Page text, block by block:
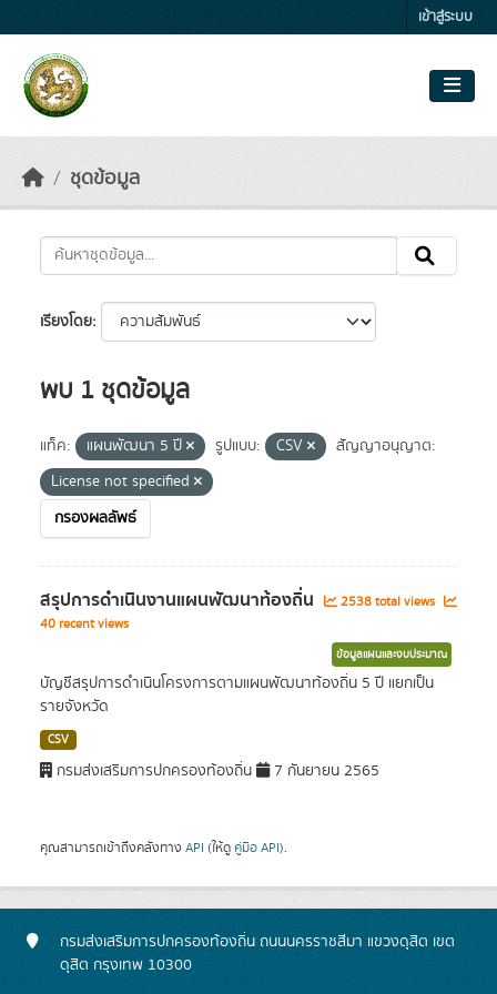
เข้าสู่ระบบ
ชุดข้อมูล
เรียงโดย
พบ 1 ชุดข้อมูล
แท็ค: แผนพัฒนา 5 ปี รูปแบบ: CSV
สัญญาอนุญาต:
License not specified
กรองผลลัพธ์
สรุปการดำเนินงานแผนพัฒนาท้องถิ่น
2538 total views
40 recent views
ข้อมูลแผนและงบประมาณ
บัญชีสรุปการดำเนินโครงการตามแผนพัฒนาท้องถิ่น 5 ปี แยกเป็น
รายจังหวัด
CSV
กรมส่งเสริมการปกครองท้องถิ่น 7 กันยายน 2565
คุณสามารถเข้าถึงคลังทาง API (ให้ดู คู่มือ API).
กรมส่งเสริมการปกครองท้องถิ่น ถนนนครราชสีมา แขวงดุสิต เขต
ดุสิต กรุงเทพ 10300